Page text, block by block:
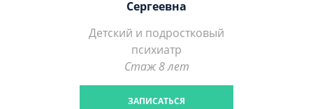
Сергеевна
Детский и подростковый
психиатр
Стаж 8 лет
ЗАПИСАТЬСЯ